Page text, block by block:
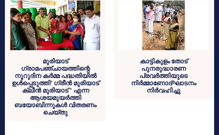
മുരിയാട്
ഗ്രാമപഞ്ചായത്തിന്റെ
നൂറുദിന കർമ്മ പദ്ധതിയിൽ
ഉൾപ്പെടുത്തി’ ഗ്രീൻ മുരിയാട്
ക്ലീൻ മുരിയാട് ‘ എന്ന
ആശയമുയർത്തി
ബയോബിന്നുകൾ വിതരണം
ചെയ്തു
കാട്ടികുളം തോട്
പുനരുദ്ധാരണ
പ്രവർത്തിയുടെ
നിർമ്മാണോദ്ഘാടനം
നിർവഹിച്ചു